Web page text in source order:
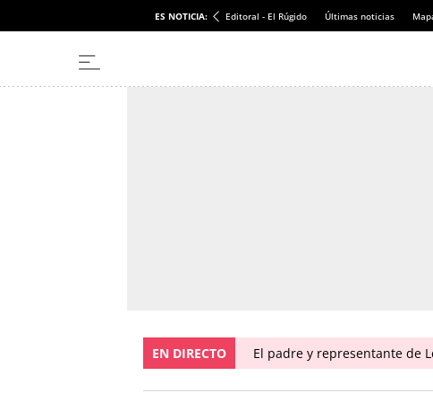
ES NOTICIA: Editoral - El Rúgido Últimas noticias
EN DIRECTO El padre y representante de